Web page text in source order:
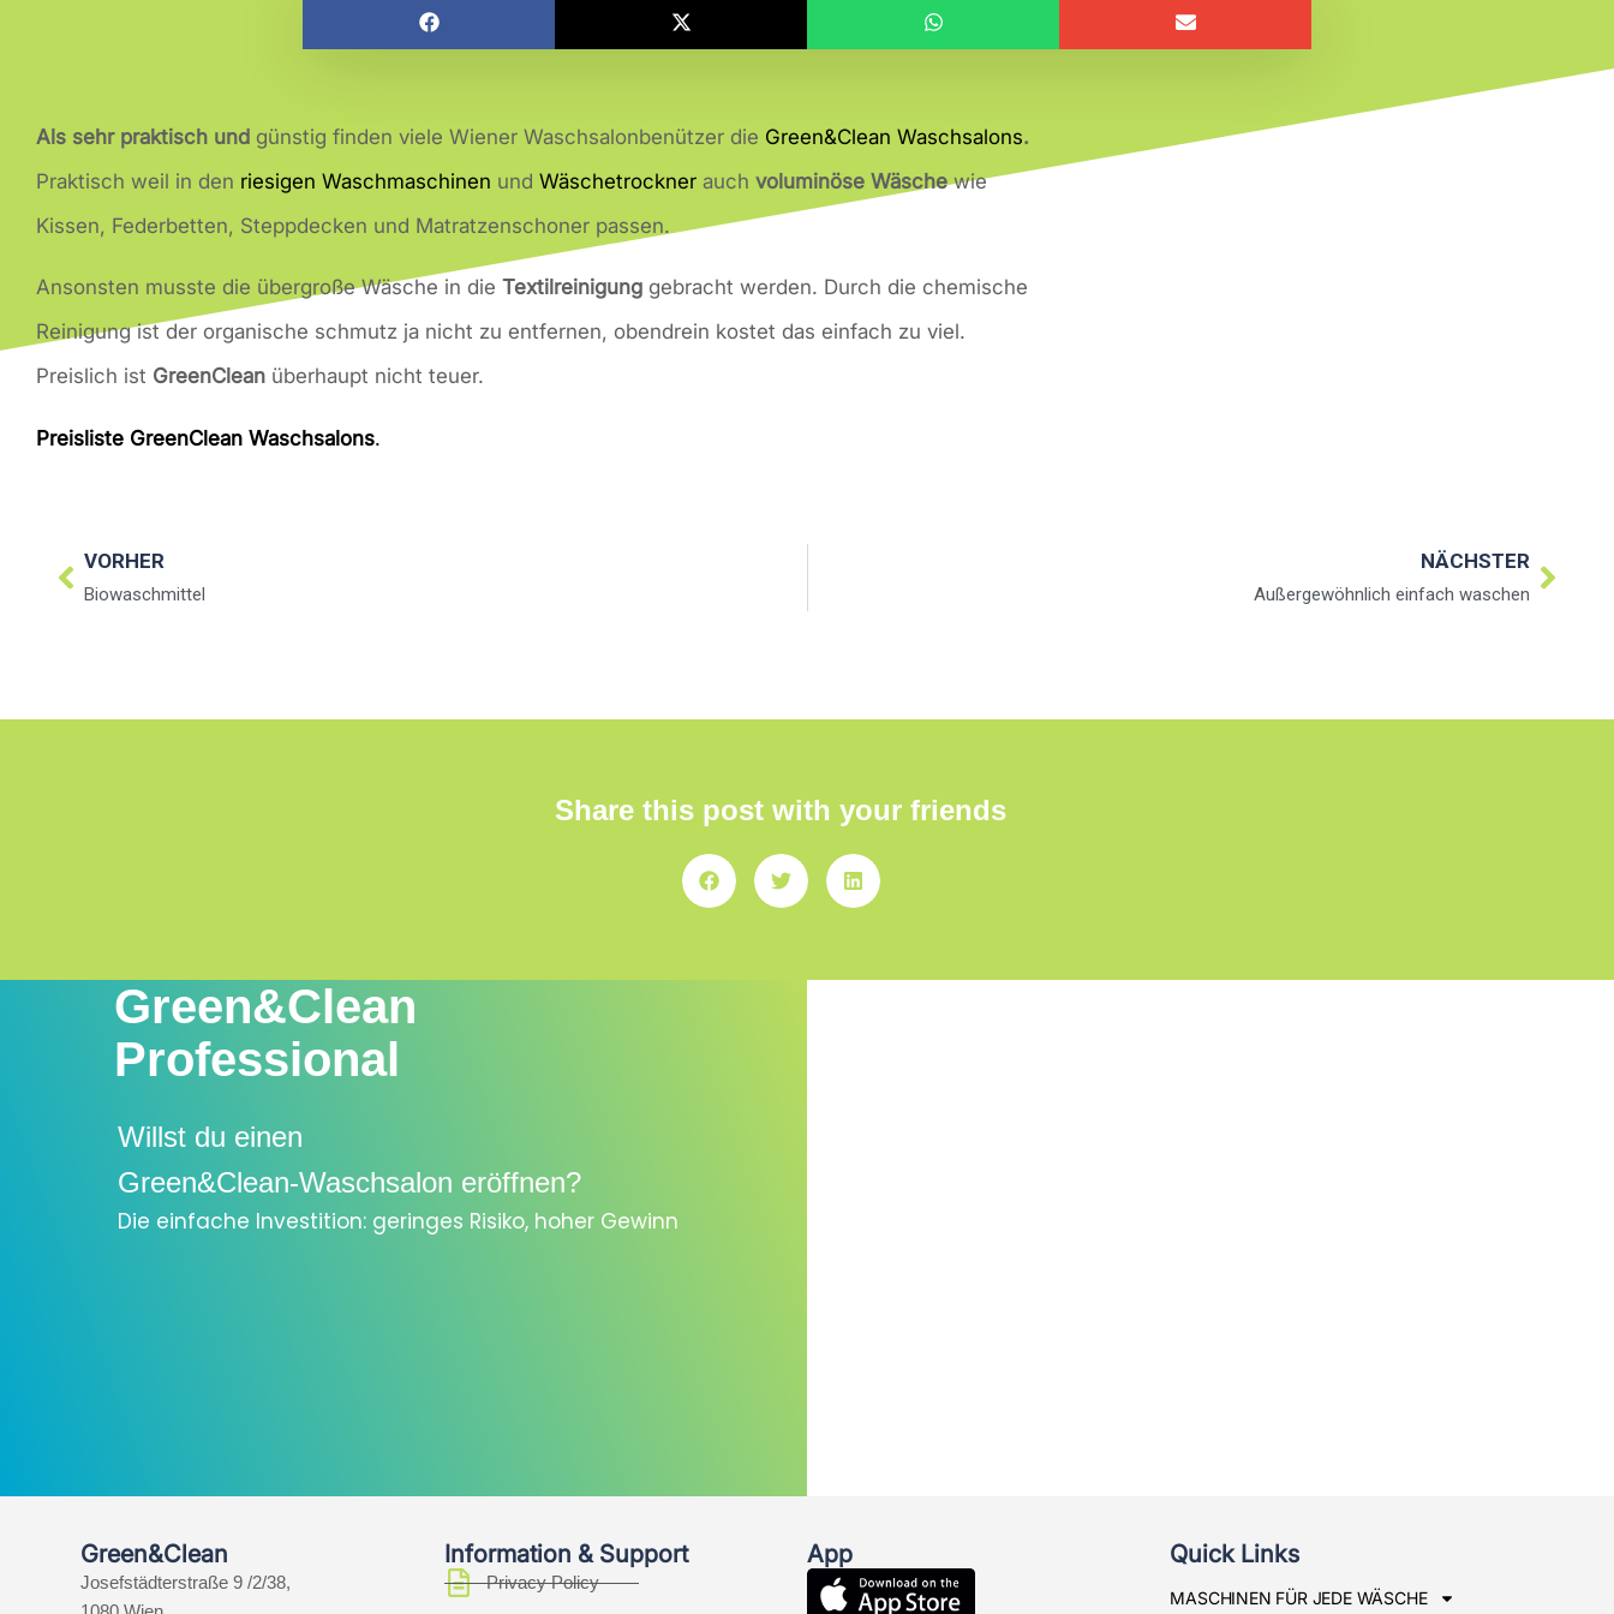
Als sehr praktisch und günstig finden viele Wiener Waschsalonbenützer die Green&Clean Waschsalons.
Praktisch weil in den riesigen Waschmaschinen und Wäschetrockner auch voluminöse Wäschewie
Kissen, Federbetten, Steppdecken und Matratzenschoner passen.
Ansonsten musste die übergroße Wäsche in die Textilreinigung gebracht werden. Durch die chemische
Reinigung ist der organische schmutz ja nicht zu entfernen, obendrein kostet das einfach zu viel.
Preislich ist GreenClean überhaupt nicht teuer.
Preisliste GreenClean Waschsalons.
VORHER
Biowaschmittel
NÄCHSTER
Außergewöhnlich einfach waschen
Share this post with your friends
Green&Clean
Professional
Willst du einen
Green&Clean-Waschsalon eröffnen?
Die einfache Investition: geringes Risiko, hoher Gewinn
Green&Clean
Josefstädterstraße 9 /2/38,
Information & Support
Privacy Policy
App Quick Links
MASCHINEN FÜR JEDE WÄSCHE